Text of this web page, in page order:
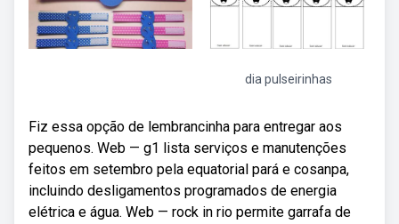
dia pulseirinhas
Fiz essa opção de lembrancinha para entregar aos
pequenos. Web — g1 lista serviços e manutenções
feitos em setembro pela equatorial pará e cosanpa,
incluindo desligamentos programados de energia
elétrica e água. Web — rock in rio permite garrafa de